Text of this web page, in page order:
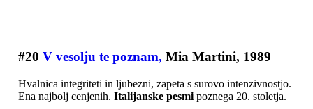
#20 V vesolju te poznam, Mia Martini, 1989
Hvalnica integriteti in ljubezni, zapeta s surovo intenzivnostjo.
Ena najbolj cenjenih. Italijanske pesmi poznega 20. stoletja.